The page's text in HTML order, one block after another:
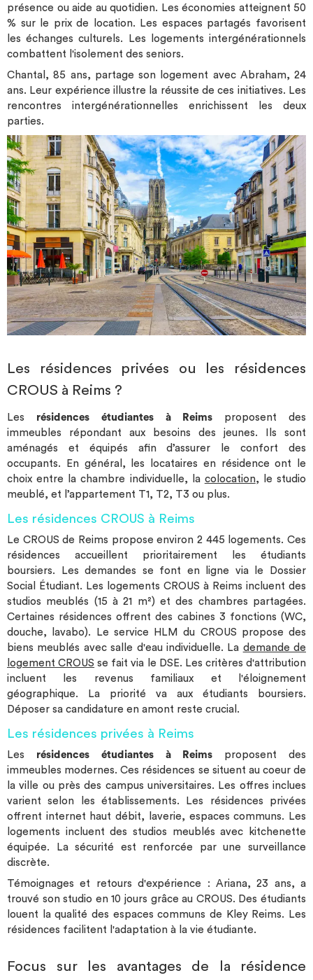
présence ou aide au quotidien. Les économies atteignent 50
% sur le prix de location. Les espaces partagés favorisent
les échanges culturels. Les logements intergénérationnels
combattent l'isolement des seniors.
Chantal, 85 ans, partage son logement avec Abraham, 24
ans. Leur expérience illustre la réussite de ces initiatives. Les
rencontres intergénérationnelles enrichissent les deux
parties.
Les résidences privées ou les résidences
CROUS à Reims ?
Les résidences étudiantes à Reims proposent des
immeubles répondant aux besoins des jeunes. Ils sont
aménagés et équipés afin d’assurer le confort des
occupants. En général, les locataires en résidence ont le
choix entre la chambre individuelle, la colocation, le studio
meublé, et l’appartement T1, T2, T3 ou plus.
Les résidences CROUS à Reims
Le CROUS de Reims propose environ 2 445 logements. Ces
résidences accueillent prioritairement les étudiants
boursiers. Les demandes se font en ligne via le Dossier
Social Étudiant. Les logements CROUS à Reims incluent des
studios meublés (15 à 21 m²) et des chambres partagées.
Certaines résidences offrent des cabines 3 fonctions (WC,
douche, lavabo). Le service HLM du CROUS propose des
biens meublés avec salle d'eau individuelle. La demande de
logement CROUS se fait via le DSE. Les critères d'attribution
incluent les revenus familiaux et l'éloignement
géographique. La priorité va aux étudiants boursiers.
Déposer sa candidature en amont reste crucial.
Les résidences privées à Reims
Les résidences étudiantes à Reims proposent des
immeubles modernes. Ces résidences se situent au coeur de
la ville ou près des campus universitaires. Les offres inclues
varient selon les établissements. Les résidences privées
offrent internet haut débit, laverie, espaces communs. Les
logements incluent des studios meublés avec kitchenette
équipée. La sécurité est renforcée par une surveillance
discrète.
Témoignages et retours d'expérience : Ariana, 23 ans, a
trouvé son studio en 10 jours grâce au CROUS. Des étudiants
louent la qualité des espaces communs de Kley Reims. Les
résidences facilitent l'adaptation à la vie étudiante.
Focus sur les avantages de la résidence